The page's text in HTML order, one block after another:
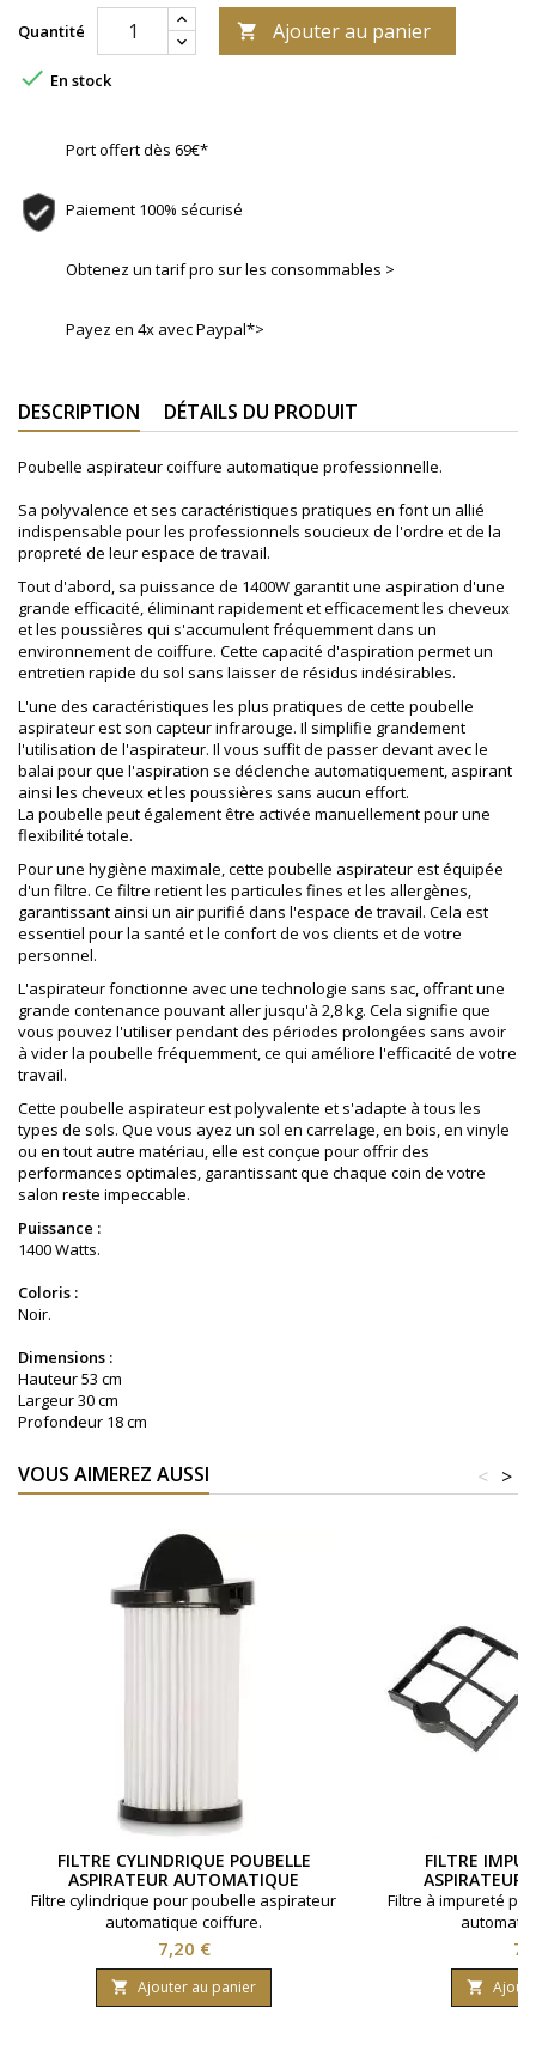
Quantité  Ajouter au panier
 En stock
Port offert dès 69€*
Paiement 100% sécurisé
Obtenez un tarif pro sur les consommables >
Payez en 4x avec Paypal*>
DESCRIPTION DÉTAILS DU PRODUIT
Poubelle aspirateur coiffure automatique professionnelle.
Sa polyvalence et ses caractéristiques pratiques en font un allié
indispensable pour les professionnels soucieux de l'ordre et de la
propreté de leur espace de travail.
Tout d'abord, sa puissance de 1400W garantit une aspiration d'une
grande efficacité, éliminant rapidement et efficacement les cheveux
et les poussières qui s'accumulent fréquemment dans un
environnement de coiffure. Cette capacité d'aspiration permet un
entretien rapide du sol sans laisser de résidus indésirables.
L'une des caractéristiques les plus pratiques de cette poubelle
aspirateur est son capteur infrarouge. Il simplifie grandement
l'utilisation de l'aspirateur. Il vous suffit de passer devant avec le
balai pour que l'aspiration se déclenche automatiquement, aspirant
ainsi les cheveux et les poussières sans aucun effort.
La poubelle peut également être activée manuellement pour une
flexibilité totale.
Pour une hygiène maximale, cette poubelle aspirateur est équipée
d'un filtre. Ce filtre retient les particules fines et les allergènes,
garantissant ainsi un air purifié dans l'espace de travail. Cela est
essentiel pour la santé et le confort de vos clients et de votre
personnel.
L'aspirateur fonctionne avec une technologie sans sac, offrant une
grande contenance pouvant aller jusqu'à 2,8 kg. Cela signifie que
vous pouvez l'utiliser pendant des périodes prolongées sans avoir
à vider la poubelle fréquemment, ce qui améliore l'efficacité de votre
travail.
Cette poubelle aspirateur est polyvalente et s'adapte à tous les
types de sols. Que vous ayez un sol en carrelage, en bois, en vinyle
ou en tout autre matériau, elle est conçue pour offrir des
performances optimales, garantissant que chaque coin de votre
salon reste impeccable.
Puissance :
1400 Watts.
Coloris :
Noir.
Dimensions :
Hauteur 53 cm
Largeur 30 cm
Profondeur 18 cm
VOUS AIMEREZ AUSSI >
<
FILTRE CYLINDRIQUE POUBELLE
ASPIRATEUR AUTOMATIQUE
Filtre cylindrique pour poubelle aspirateur
automatique coiffure.
Prix
7,20 €
 Ajouter au panier
FILTRE
ASPIRATEUR
Filtre à impureté
